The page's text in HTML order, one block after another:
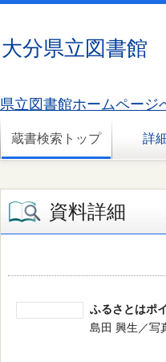
大分県立図書館
県立図書館ホームページ
蔵書検索トップ 詳
資料詳細
ふるさとはポ
島田 興生／写